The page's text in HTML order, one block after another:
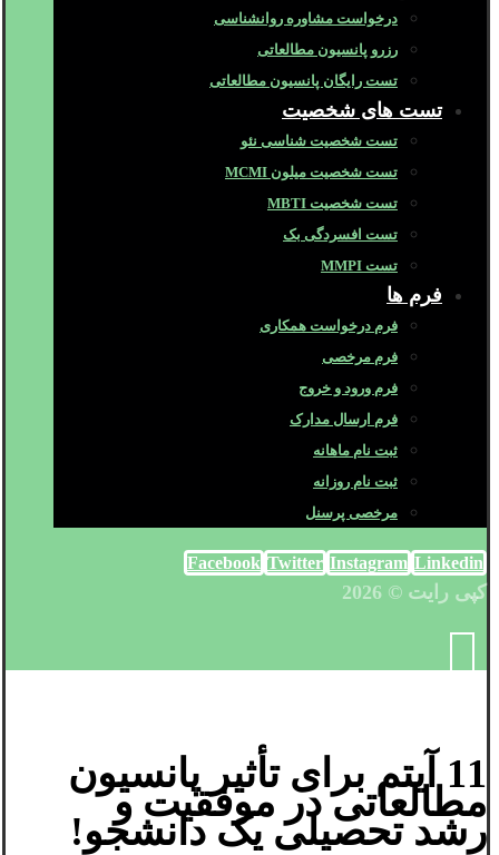
درخواست مشاوره روانشناسی
رزرو پانسیون مطالعاتی
تست رایگان پانسیون مطالعاتی
تست های شخصیت
تست شخصیت شناسی نئو
تست شخصیت میلون MCMI
تست شخصیت MBTI
تست افسردگی بک
تست MMPI
فرم ها
فرم درخواست همکاری
فرم مرخصی
فرم ورود و خروج
فرم ارسال مدارک
ثبت نام ماهانه
ثبت نام روزانه
مرخصی پرسنل
Facebook Twitter Instagram Linkedin
کپی رایت © 2026
11 آیتم برای تأثیر پانسیون
مطالعاتی در موفقیت و
رشد تحصیلی یک دانشجو!